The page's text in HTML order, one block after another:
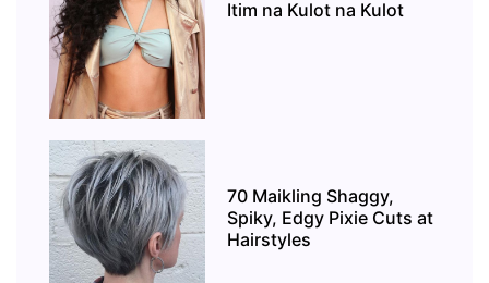
Itim na Kulot na Kulot
70 Maikling Shaggy,
Spiky, Edgy Pixie Cuts at
Hairstyles